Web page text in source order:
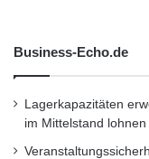
Business-Echo.de
Lagerkapazitäten
im Mittelstand lohnen